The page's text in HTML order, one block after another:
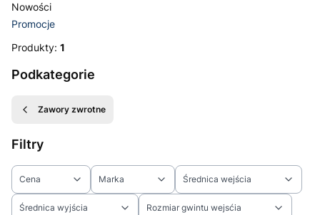
Nowości
Promocje
Koniec menu
Produkty: 1
Podkategorie
Zawory zwrotne
Filtry
Cena Marka Średnica wejścia
Średnica wyjścia Rozmiar gwintu wejsćia